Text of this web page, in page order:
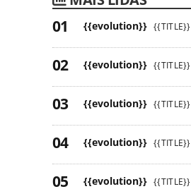
{{evolution}} {{TITLE}}
{{evolution}} {{TITLE}}
{{evolution}} {{TITLE}}
{{evolution}} {{TITLE}}
{{evolution}} {{TITLE}}